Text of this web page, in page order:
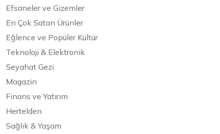
Efsaneler ve Gizemler
En Çok Satan Ürünler
Eğlence ve Popüler Kültür
Teknoloji & Elektronik
Seyahat Gezi
Magazin
Finans ve Yatırım
Hertelden
Sağlık & Yaşam